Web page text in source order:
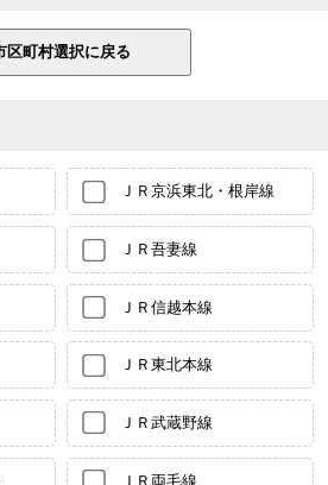
ＪＲ京浜東北・根岸線
ＪＲ吾妻線
ＪＲ信越本線
ＪＲ東北本線
ＪＲ武蔵野線
ＪＲ両毛線